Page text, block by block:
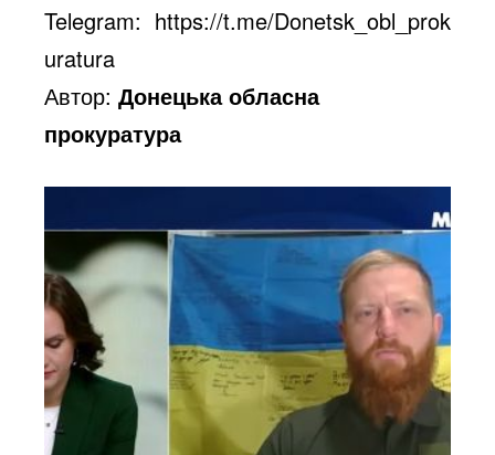
Telegram: https://t.me/Donetsk_obl_prok
uratura
Автор:Донецька обласна
прокуратура